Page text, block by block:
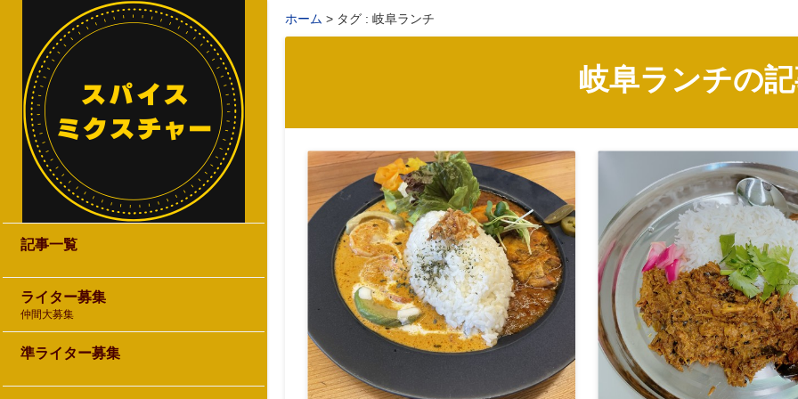
記事一覧
ライター募集
仲間大募集
準ライター募集
ホーム タグ : 岐阜ランチ
岐阜ランチの